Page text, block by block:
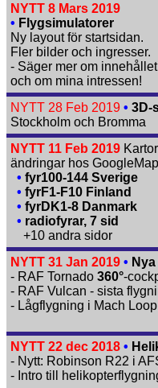
NYTT 8 Mars 2019
• Flygsimulatorer
Ny layout för startsidan.
Fler bilder och ingresser.
- Säger mer om
och om mina intressen!
NYTT 28 Feb 2019 • 3D-
Stockholm och Bromma
NYTT 11 Feb 2019
ändringar hos
• fyr100-144 Sverige
• fyrF1-F10 Finland
• fyrDK1-8 Danmark
• radiofyrar, 7 sid
+10 andra sidor
NYTT 31 Jan 2019 •
- RAF Tornado 360°-
- RAF Vulcan - sista
- Lågflygning i Mach
NYTT 22 dec 2018 •
- Nytt: Robinson R22 i
- Intro till